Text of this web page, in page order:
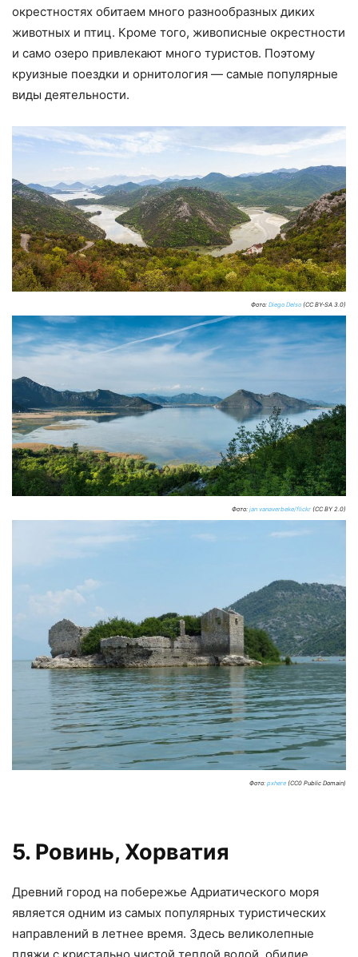
окрестностях обитаем много разнообразных диких
животных и птиц. Кроме того, живописные окрестности
и само озеро привлекают много туристов. Поэтому
круизные поездки и орнитология — самые популярные
виды деятельности.
Фото: Diego Delso (CC BY-SA 3.0)
Фото: jan vanaverbeke/flickr (CC BY 2.0)
Фото: pxhere (CC0 Public Domain)
5. Ровинь, Хорватия
Древний город на побережье Адриатического моря
является одним из самых популярных туристических
направлений в летнее время. Здесь великолепные